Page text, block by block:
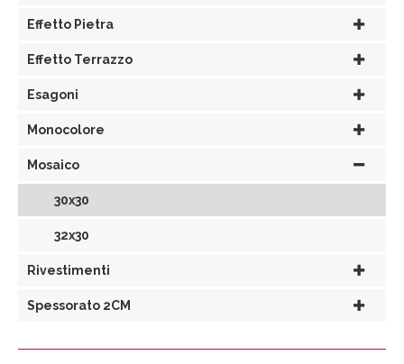
Effetto Pietra
Effetto Terrazzo
Esagoni
Monocolore
Mosaico
30x30
32x30
Rivestimenti
Spessorato 2CM